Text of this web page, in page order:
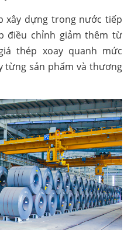
xây dựng trong nước tiếp
điều chỉnh giảm thêm từ
thép xoay quanh mức
từng sản phẩm và thương